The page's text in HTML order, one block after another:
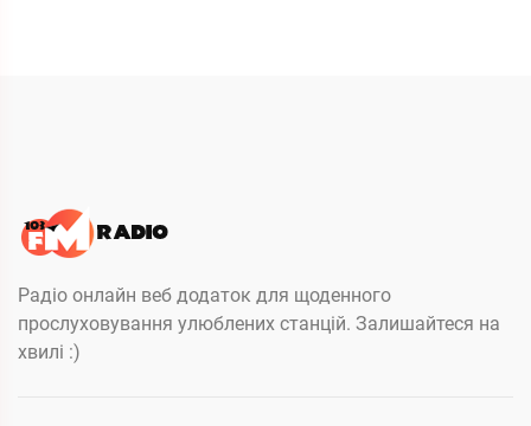
Радіо онлайн веб додаток для щоденного
прослуховування улюблених станцій. Залишайтеся на
хвилі :)